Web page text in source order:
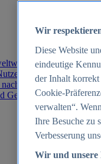
2012-2025
weltweit 2025
Generationen 2025
Geschlecht in
Wir
Diese Website
eindeutige
der Inhalt
Cookie-
verwalten“.
Ihre Besuche zu
Verbesserung
Wir und unsere